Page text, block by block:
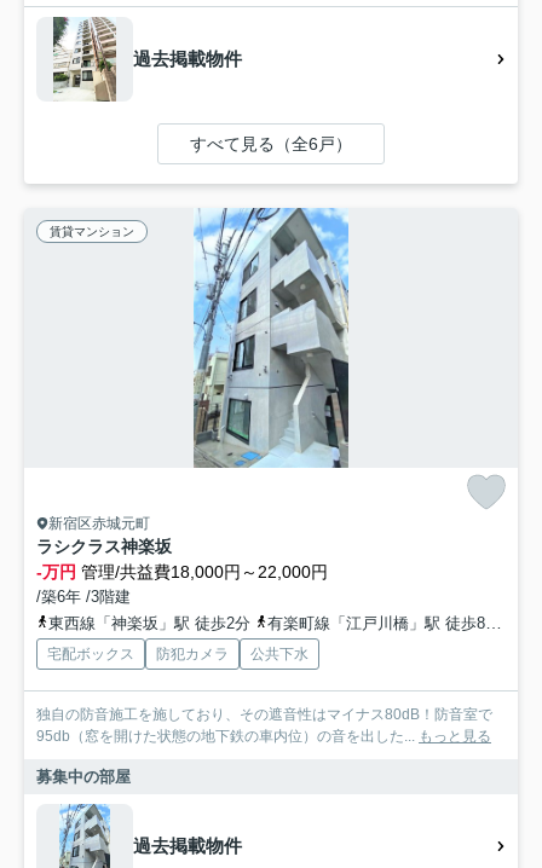
過去掲載物件
すべて見る（全6戸）
賃貸マンション
新宿区赤城元町
ラシクラス神楽坂
-万円 管理/共益費18,000円～22,000円
/築6年 /3階建
東西線「神楽坂」駅 徒歩2分
有楽町線「江戸川橋」駅 徒歩8分
宅配ボックス 防犯カメラ 公共下水
独自の防音施工を施しており、その遮音性はマイナス80dB！防音室で
95db（窓を開けた状態の地下鉄の車内位）の音を出した... もっと見る
募集中の部屋
過去掲載物件